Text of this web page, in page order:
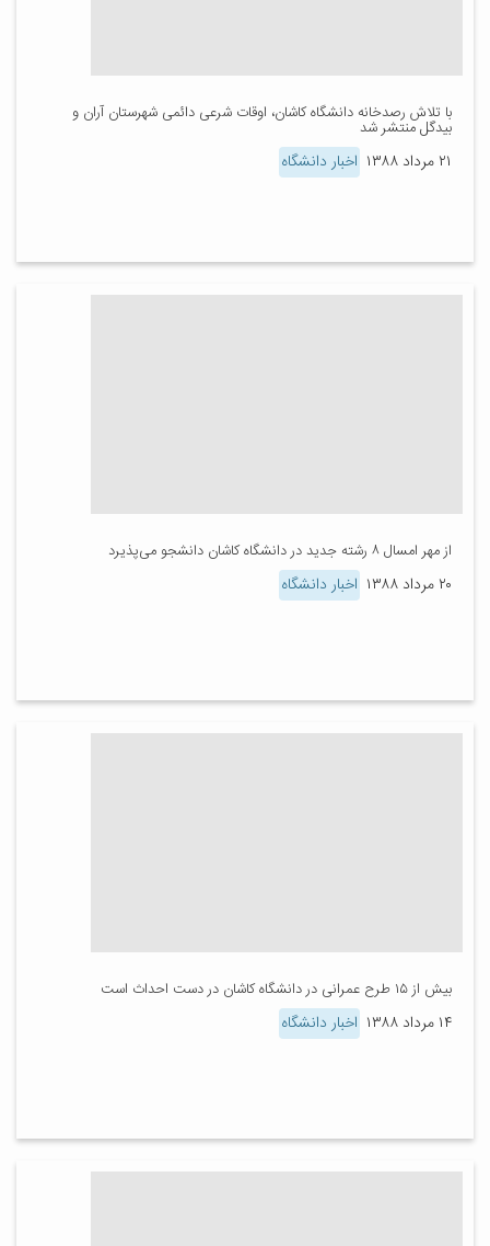
با تلاش رصدخانه دانشگاه کاشان، اوقات شرعی دائمی شهرستان آران و
بیدگل منتشر شد
۲۱ مرداد ۱۳۸۸ اخبار دانشگاه
از مهر امسال ۸ رشته جدید در دانشگاه کاشان دانشجو می‌پذیرد
۲۰ مرداد ۱۳۸۸ اخبار دانشگاه
بیش از ۱۵ طرح عمرانی در دانشگاه کاشان در دست احداث است
۱۴ مرداد ۱۳۸۸ اخبار دانشگاه